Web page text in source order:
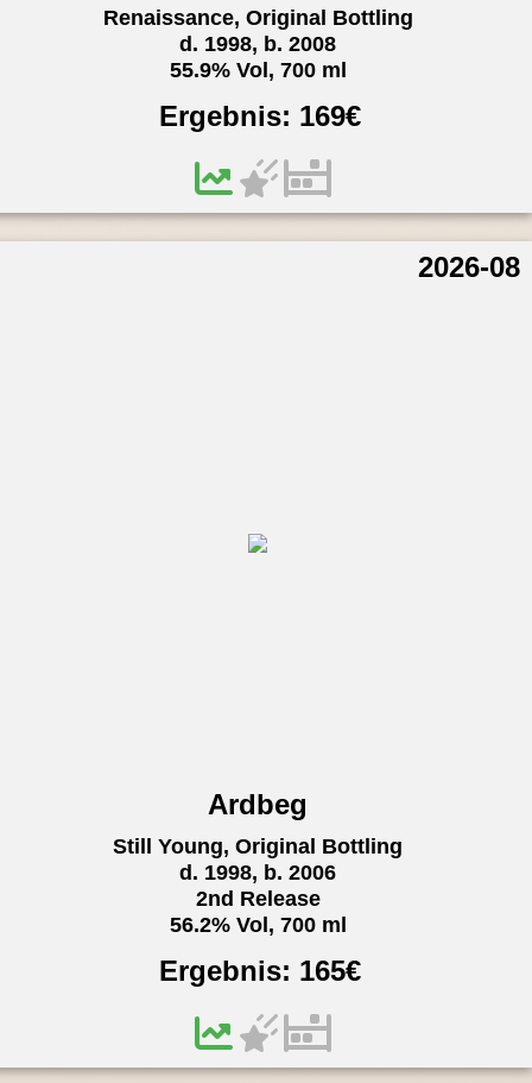
Renaissance, Original Bottling
d. 1998, b. 2008
55.9% Vol, 700 ml
Ergebnis: 169€
2026-08
Ardbeg
Still Young, Original Bottling
d. 1998, b. 2006
2nd Release
56.2% Vol, 700 ml
Ergebnis: 165€